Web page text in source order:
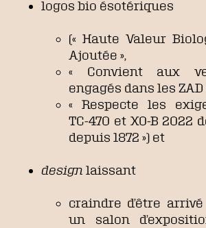
logos bio ésotériques
(« Haute Valeur
Ajoutée »,
« Convient aux
engagés dans les ZAD
« Respecte les
TC-470 et XO-B 2022
depuis 1872 ») et
design laissant
craindre d’être
un salon